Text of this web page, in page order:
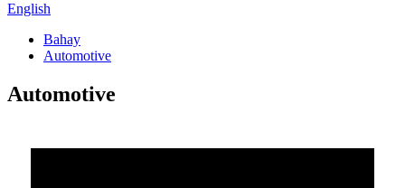
English
Bahay
Automotive
Automotive